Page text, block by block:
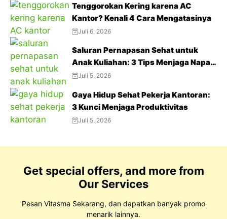
Tenggorokan Kering karena AC
Kantor? Kenali 4 Cara Mengatasinya
Juli 6, 2026
Saluran Pernapasan Sehat untuk
Anak Kuliahan: 3 Tips Menjaga Napas
Tetap Optimal di Tengah Aktivitas
Juli 5, 2026
Gaya Hidup Sehat Pekerja Kantoran:
3 Kunci Menjaga Produktivitas
Juli 5, 2026
Get special offers, and more from
Our Services
Pesan Vitasma Sekarang, dan dapatkan banyak promo
menarik lainnya.